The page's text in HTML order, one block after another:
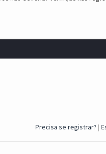
Precisa se registrar? |